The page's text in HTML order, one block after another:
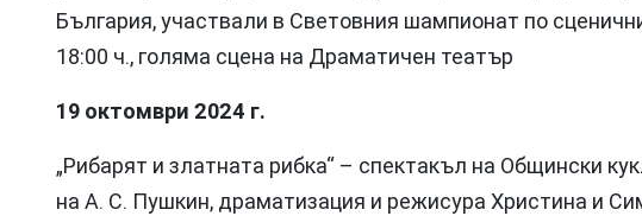
България, участвали в Световния шампионат по
18:00 ч., голяма сцена на Драматичен театър
19 октомври 2024 г.
„Рибарят и златната рибка“ – спектакъл на Общински
на А. С. Пушкин, драматизация и режисура Христина и